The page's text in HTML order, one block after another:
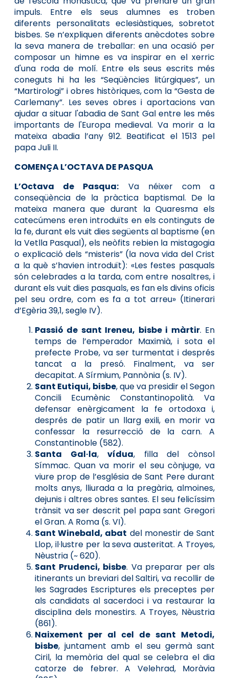
impuls. Entre els seus alumnes es troben
diferents personalitats eclesiàstiques, sobretot
bisbes. Se n’expliquen diferents anècdotes sobre
la seva manera de treballar: en una ocasió per
composar un himne es va inspirar en el xerric
d'una roda de molí. Entre els seus escrits més
coneguts hi ha les “Seqüències litúrgiques”, un
“Martirologi” i obres històriques, com la “Gesta de
Carlemany”. Les seves obres i aportacions van
ajudar a situar l'abadia de Sant Gal entre les més
importants de l'Europa medieval. Va morir a la
mateixa abadia l’any 912. Beatificat el 1513 pel
papa Juli II.
COMENÇA L’OCTAVA DE PASQUA
L’Octava de Pasqua: Va néixer com a
conseqüència de la pràctica baptismal. De la
mateixa manera que durant la Quaresma els
catecúmens eren introduïts en els continguts de
la fe, durant els vuit dies següents al baptisme (en
la Vetlla Pasqual), els neòfits rebien la mistagogia
o explicació dels “misteris” (la nova vida del Crist
a la què s’havien introduït): «Les festes pasquals
són celebrades a la tarda, com entre nosaltres, i
durant els vuit dies pasquals, es fan els divins oficis
pel seu ordre, com es fa a tot arreu» (Itinerari
d’Egèria 39,1, segle IV).
Passió de sant Ireneu, bisbe i màrtir. En
temps de l’emperador Maximià, i sota el
prefecte Probe, va ser turmentat i després
tancat a la presó. Finalment, va ser
decapitat. A Sírmium, Pannònia (s. IV).
Sant Eutiqui, bisbe, que va presidir el Segon
Concili Ecumènic Constantinopolità. Va
defensar enèrgicament la fe ortodoxa i,
després de patir un llarg exili, en morir va
confessar la resurrecció de la carn. A
Constantinoble (582).
Santa Gal·la,vídua, filla del cònsol
Símmac. Quan va morir el seu cònjuge, va
viure prop de l’església de Sant Pere durant
molts anys, lliurada a la pregària, almoines,
dejunis i altres obres santes. El seu felicíssim
trànsit va ser descrit pel papa sant Gregori
el Gran. A Roma (s. VI).
Sant Winebald, abat del monestir de Sant
Llop, il·lustre per la seva austeritat. A Troyes,
Nèustria (~ 620).
Sant Prudenci, bisbe. Va preparar per als
itinerants un breviari del Saltiri, va recollir de
les Sagrades Escriptures els preceptes per
als candidats al sacerdoci i va restaurar la
disciplina dels monestirs. A Troyes, Nèustria
(861).
Naixement per al cel de sant Metodi,
bisbe, juntament amb el seu germà sant
Ciril, la memòria del qual se celebra el dia
catorze de febrer. A Velehrad, Moràvia